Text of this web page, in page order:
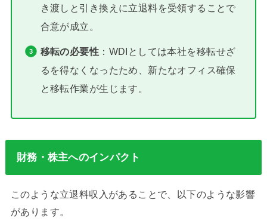
き渡しと引き換えに立退料を受領することで
合意が成立。
移転の必要性 ：WDIとしては本社を移転せざ
るを得なくなったため、新たなオフィス確保
と移転作業が生じます。
財務・株主へのインパクト
このような立退料収入があることで、以下のような影響
があります。